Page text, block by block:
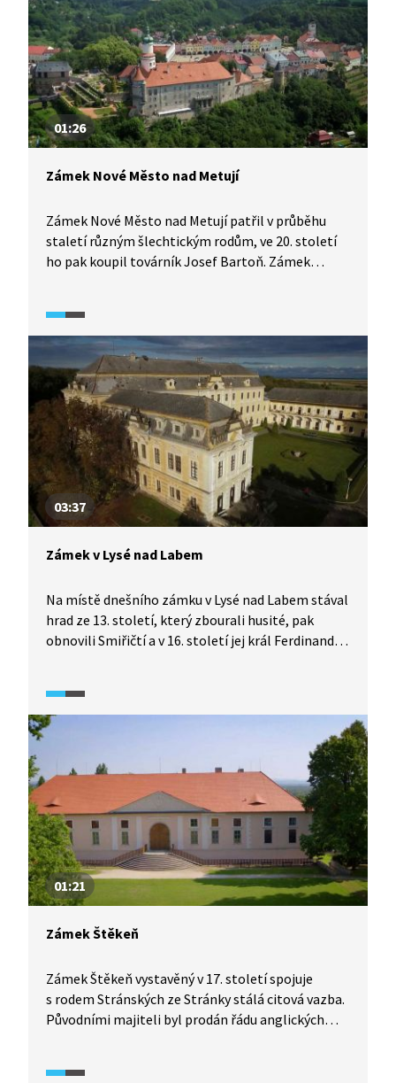
01:26
Zámek Nové Město nad Metují
Zámek Nové Město nad Metují patřil v průběhu
staletí různým šlechtickým rodům, ve 20. století
ho pak koupil továrník Josef Bartoň. Zámek
opraven a zpřístupněn veřejnosti.
03:37
Zámek v Lysé nad Labem
Na místě dnešního zámku v Lysé nad Labem stával
hrad ze 13. století, který zbourali husité, pak
obnovili Smiřičtí a v 16. století jej král Ferdinand I.
slozích. Před více než 80 lety babička rodu Bořek-
Dohalských zámek prodala státu a šlechtickému
slouží jako domov seniorů, z původního zařízení
zámku nezbylo nic. Zámecký park je se zámkem
kulturní památkou ČR.
01:21
Zámek Štěkeň
Zámek Štěkeň vystavěný v 17. století spojuje
s rodem Stránských ze Stránky stálá citová vazba.
Původními majiteli byl prodán řádu anglických